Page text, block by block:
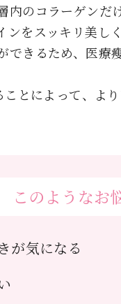
内のコラーゲン
をスッキリ美しく
できるため、医
とによって、よ
このようなお
が気になる